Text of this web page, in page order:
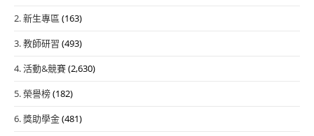
2. 新生專區 (163)
3. 教師研習 (493)
4. 活動&競賽(2,630)
5. 榮譽榜(182)
6. 獎助學金(481)